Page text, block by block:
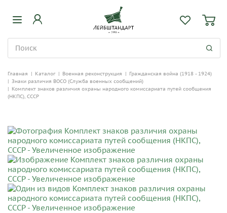
Главная | Каталог | Военная реконструкция | Гражданская война (1918 - 1924)
| Знаки различия ВОСО (Служба военных сообщений)
| Комплект знаков различия охраны народного комиссариата путей сообщения
(НКПС), СССР